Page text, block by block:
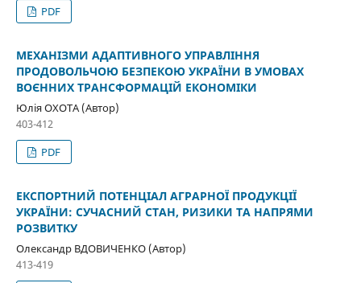
PDF
МЕХАНІЗМИ АДАПТИВНОГО УПРАВЛІННЯ
ПРОДОВОЛЬЧОЮ БЕЗПЕКОЮ УКРАЇНИ В УМОВАХ
ВОЄННИХ ТРАНСФОРМАЦІЙ ЕКОНОМІКИ
Юлія ОХОТА (Автор)
403-412
PDF
ЕКСПОРТНИЙ ПОТЕНЦІАЛ АГРАРНОЇ ПРОДУКЦІЇ
УКРАЇНИ: СУЧАСНИЙ СТАН, РИЗИКИ ТА НАПРЯМИ
РОЗВИТКУ
Олександр ВДОВИЧЕНКО (Автор)
413-419